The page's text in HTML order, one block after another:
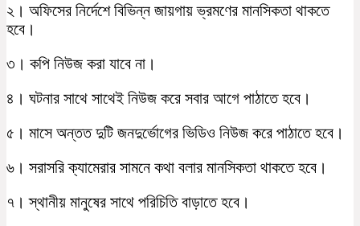
২। অফিসের নির্দেশে বিভিন্ন জায়গায় ভ্রমণের মানসিকতা থাকতে
হবে।
৩। কপি নিউজ করা যাবে না।
৪। ঘটনার সাথে সাথেই নিউজ করে সবার আগে পাঠাতে হবে।
৫। মাসে অন্তত দুটি জনদুর্ভোগের ভিডিও নিউজ করে পাঠাতে হবে।
৬। সরাসরি ক্যামেরার সামনে কথা বলার মানসিকতা থাকতে হবে।
৭। স্থানীয় মানুষের সাথে পরিচিতি বাড়াতে হবে।